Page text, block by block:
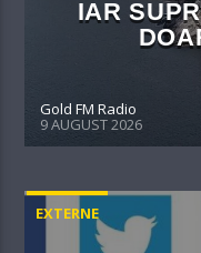
IAR
Gold FM Radio
9 AUGUST 2026
EXTERNE